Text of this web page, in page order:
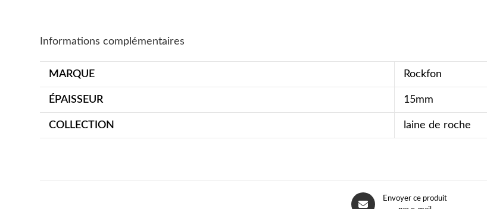
Informations complémentaires
MARQUE Rockfon
ÉPAISSEUR 15mm
COLLECTION laine de roche
Envoyer ce produit